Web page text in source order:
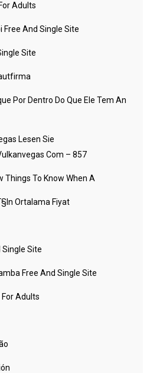
Adults
And Single Site
Site
Por Dentro Do Que Ele Tem An
Lesen Sie
Com – 857
To Know When A
Ortalama Fiyat
Single Site
Free And Single Site
Adults